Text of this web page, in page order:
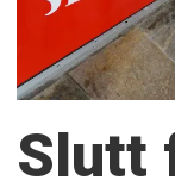
Slutt